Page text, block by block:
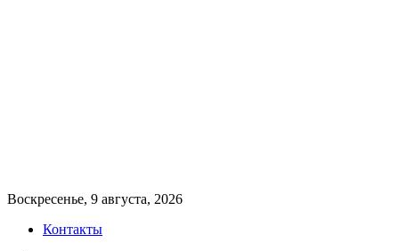
Воскресенье, 9 августа, 2026
Контакты